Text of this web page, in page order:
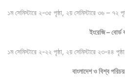
১ম সেমিস্টারে ২-৩৫ পৃষ্ঠা, ২য় সেমিস্টারে ৩৬ – ৭২
ইংরেজি – বোর্ড
১ম সেমিস্টারে ২-২২ পৃষ্ঠা, ২য় সেমিস্টারে ২৩-৪৪
বাংলাদেশ ও বিশ্ব